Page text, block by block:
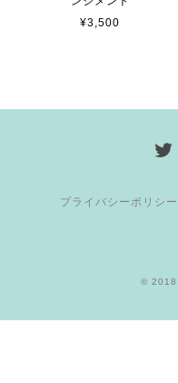
¥3,500
プライバシーポリシー
© 2018